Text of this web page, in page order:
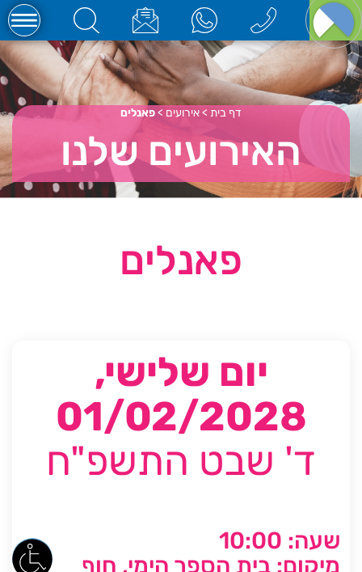
דף בית >אירועים >פאנלים
האירועים שלנו
פאנלים
יום שלישי,
01/02/2028
ד' שבט התשפ"ח
שעה: 10:00
מיקום: בית הספר הימי, חוף